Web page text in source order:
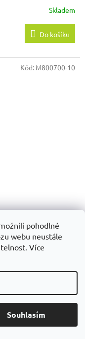
pohodlné
webu neustále
Více
Souhlasím
Skladem
Do košíku
R: 115×175×12 mm
Kód: M800700-10